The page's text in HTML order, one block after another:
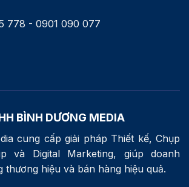
778 - 0901 090 077
BÌNH DƯƠNG MEDIA
cung cấp giải pháp Thiết kế, Chụp
và Digital Marketing, giúp doanh
thương hiệu và bán hàng hiệu quả.